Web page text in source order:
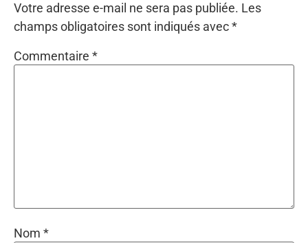
Votre adresse e-mail ne sera pas publiée. Les
champs obligatoires sont indiqués avec*
Commentaire *
Nom *